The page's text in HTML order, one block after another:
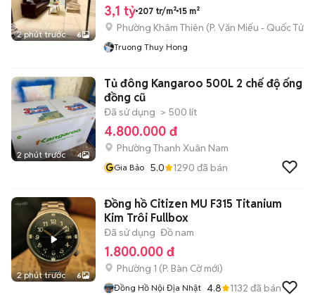
2 phút trước 6
3,1 tỷ 207 tr/m² 15 m²
Phường Khâm Thiên (P. Văn Miếu - Quốc Tử
Truong Thuy Hong
2 phút trước 4
Tủ đông Kangaroo 500L 2 chế độ ống
đồng cũ
Đã sử dụng > 500 lít
4.800.000 đ
Phường Thanh Xuân Nam
GGia Bảo 5.0 1290 đã bán
2 phút trước 6
Đồng hồ Citizen MU F315 Titanium
Kim Trôi Fullbox
Đã sử dụng Đồ nam
1.800.000 đ
Phường 1 (P. Bàn Cờmới)
Đồng Hồ Nội Địa Nhật 4.8 1132 đã bán